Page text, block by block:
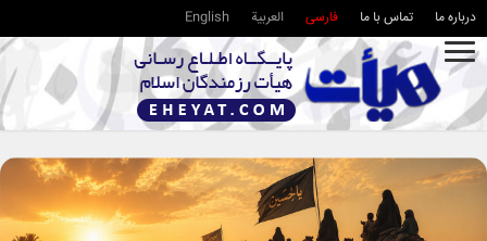
درباره ما تماس با ما فارسی العربية English